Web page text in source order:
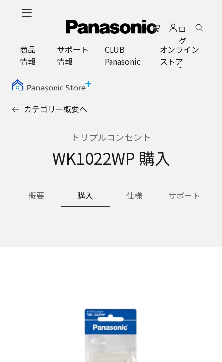
ロ
グ
イ
ン
商品
情報
サポート
情報
CLUB
Panasonic
オンライン
ストア
カテゴリー概要へ
トリプルコンセント
WK1022WP 購入
概要 購入 仕様 サポート